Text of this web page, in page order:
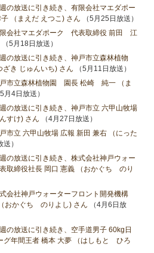
の放送に引き続き、有限会社マエダポー
（まえだ えつこ) さん （5月25日放送）
限会社マエダポーク 代表取締役 前田 江
（5月18日放送）
の放送に引き続き、神戸市立森林植物
き じゅんいち) さん （5月11日放送）
戸市立森林植物園 園長 松崎 純一 （ま
5月4日放送）
の放送に引き続き、神戸市立 六甲山牧場
すけ) さん （4月27日放送）
市立 六甲山牧場 広報 新田 兼右 （にった
）
の放送に引き続き、株式会社神戸ウォー
取締役社長 岡口 憲義 （おかぐち のり
会社神戸ウォーターフロント開発機構
おかぐち のりよし) さん （4月6日放
の放送に引き続き、空手道男子 60kg日
グ年間王者 橋本 大夢 （はしもと ひろ